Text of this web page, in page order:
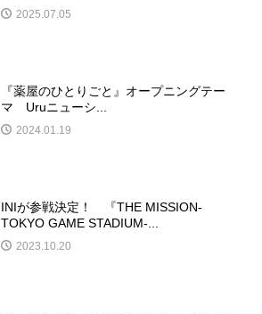
2025.07.05
『薬屋のひとりごと』オープニングテー
マ Uruニューシ...
2024.01.19
INIが参戦決定！ 『THE MISSION-
TOKYO GAME STADIUM-...
2023.10.20